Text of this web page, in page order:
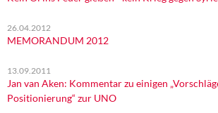
26.04.2012
MEMORANDUM 2012
13.09.2011
Jan van Aken: Kommentar zu einigen
Positionierung“ zur UNO